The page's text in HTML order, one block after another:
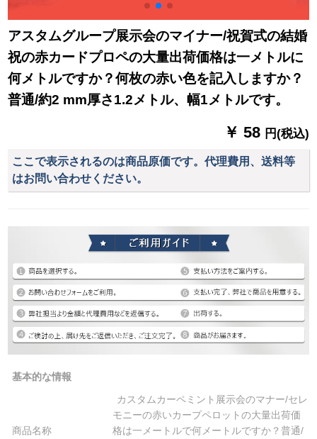
アスタムグループ展示会のマイナー/祝賀式の結婚
祝の赤カードプロペの大量出荷価格は一メトルに
何メトルですか？何枚の赤い色を記入しますか？
普通/約2 mm厚さ1.2メトル、幅1メトルです。
￥ 58 円(税込)
ここで表示されるのは商品原価です。代理費用、送料等
はお問い合わせください。
基本的な情報
商品名称
カスタムカーペミント展示会のマナー/セレ
モニーの赤いカープペロットの大量出荷価
格は一メートルで何メートルですか？普通/